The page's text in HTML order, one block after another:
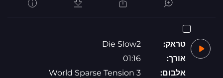
טראק:
Die Slow2
אורך:
01:16
אלבום:
World Sparse Tension 3